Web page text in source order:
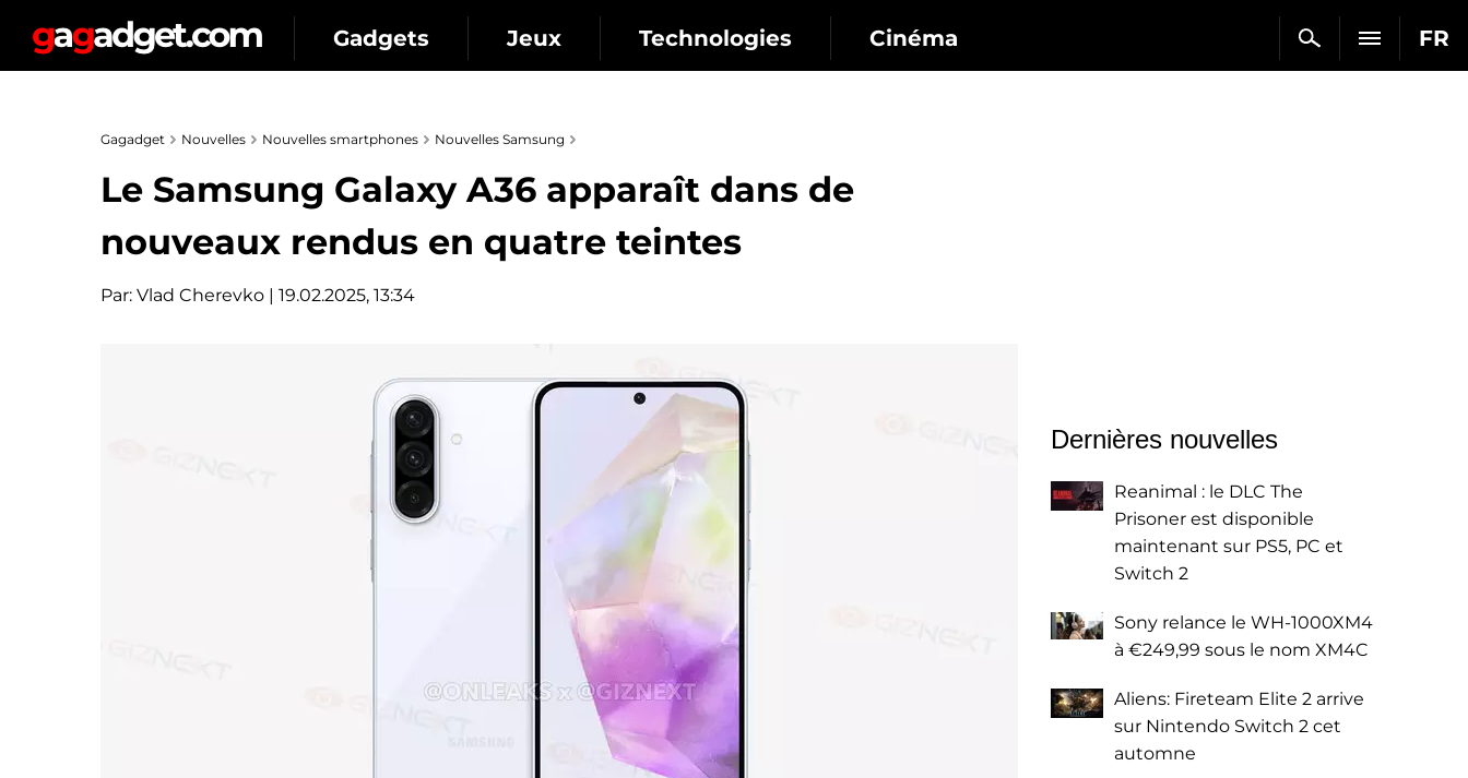
FR
Gadgets Jeux Technologies Cinéma
Gagadget Nouvelles Nouvelles smartphones Nouvelles Samsung
Le Samsung Galaxy A36 apparaît dans de
nouveaux rendus en quatre teintes
Par: Vlad Cherevko | 19.02.2025, 13:34
Dernières nouvelles
Reanimal : le DLC The
Prisoner est disponible
maintenant sur PS5, PC et
Switch 2
Sony relance le WH-1000XM4
à €249,99 sous le nom XM4C
Aliens: Fireteam Elite 2 arrive
sur Nintendo Switch 2 cet
automne